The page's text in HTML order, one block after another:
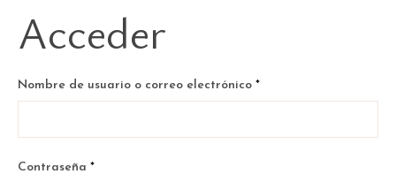
Acceder
Nombre de usuario o correo electrónico*Obligatorio
Contraseña*Obligatorio